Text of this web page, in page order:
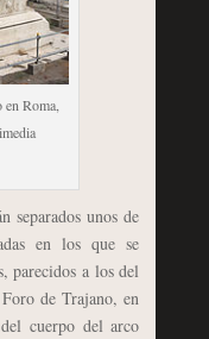
en Roma,
unos de
en los que se
parecidos a los del
de Trajano, en
cuerpo del arco